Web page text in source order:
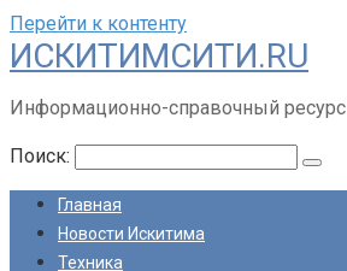
Перейти к контенту
ИСКИТИМСИТИ.RU
Информационно-справочный ресурс
Поиск:
Главная
Новости Искитима
Техника